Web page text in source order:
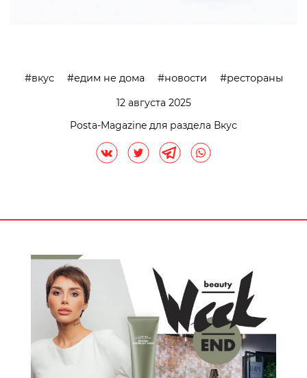
вкус едим не дома новости
рестораны
12 августа 2025
Posta-Magazine для раздела Вкус